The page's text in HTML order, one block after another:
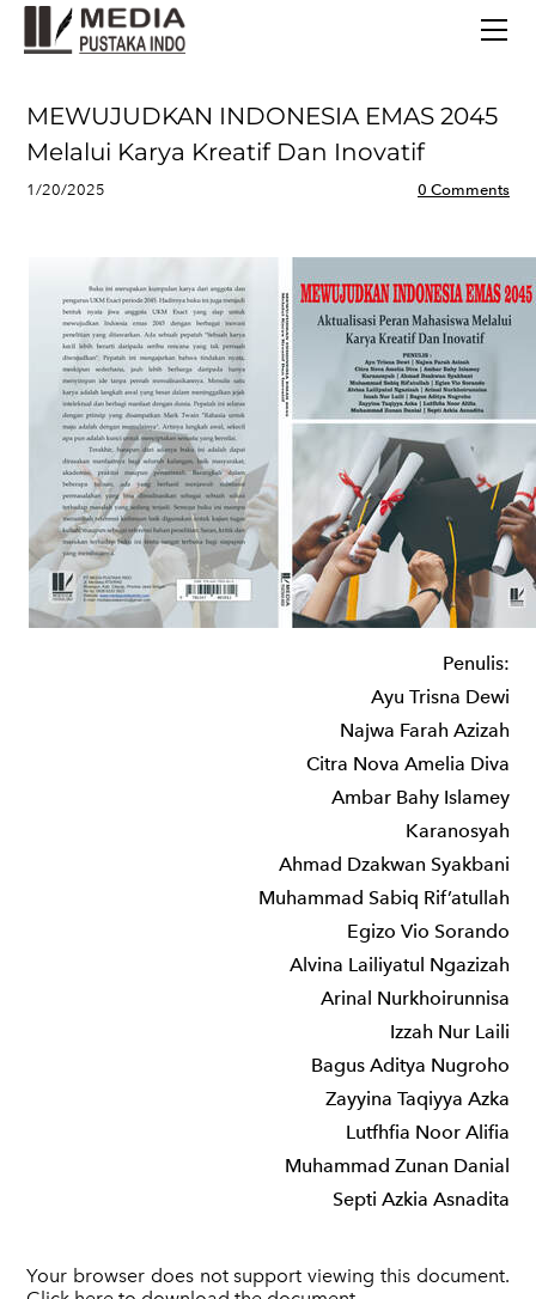
MEWUJUDKAN INDONESIA EMAS 2045
Melalui Karya Kreatif Dan Inovatif
1/20/2025 0 Comments
Penulis:
Ayu Trisna Dewi
Najwa Farah Azizah
Citra Nova Amelia Diva
Ambar Bahy Islamey
Karanosyah
Ahmad Dzakwan Syakbani
Muhammad Sabiq Rif’atullah
Egizo Vio Sorando
Alvina Lailiyatul Ngazizah
Arinal Nurkhoirunnisa
Izzah Nur Laili
Bagus Aditya Nugroho
Zayyina Taqiyya Azka
Lutfhfia Noor Alifia
Muhammad Zunan Danial
Septi Azkia Asnadita
Your browser does not support viewing this document.